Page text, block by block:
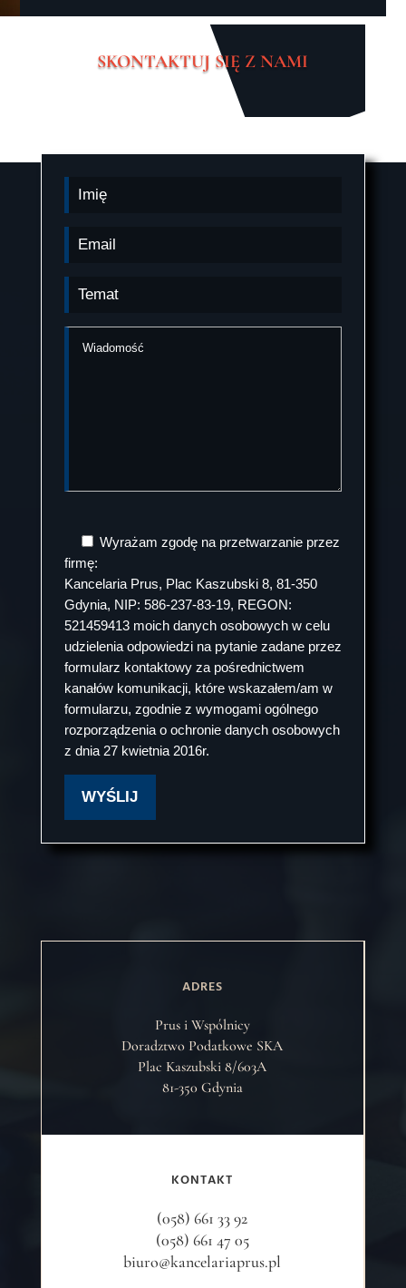
SKONTAKTUJ SIĘ Z NAMI
Wyrażam zgodę na przetwarzanie przez
firmę:
Kancelaria Prus, Plac Kaszubski 8, 81-350
Gdynia, NIP: 586-237-83-19, REGON:
521459413 moich danych osobowych w celu
udzielenia odpowiedzi na pytanie zadane przez
formularz kontaktowy za pośrednictwem
kanałów komunikacji, które wskazałem/am w
formularzu, zgodnie z wymogami ogólnego
rozporządzenia o ochronie danych osobowych
z dnia 27 kwietnia 2016r.
ADRES
Prus i Wspólnicy
Doradztwo Podatkowe SKA
Plac Kaszubski 8/603A
81-350 Gdynia
KONTAKT
(058) 661 33 92
(058) 661 47 05
biuro@kancelariaprus.pl